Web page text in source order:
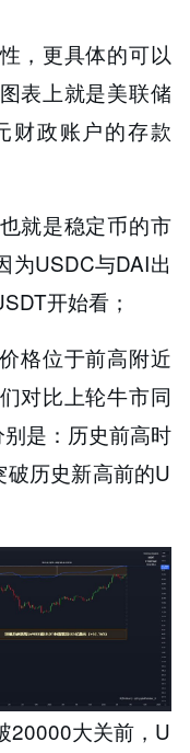
，更具体的可以
表上就是美联储
财政账户的存款
就是稳定币的市
为USDC与DAI出
开始看；
格位于前高附近
对比上轮牛市同
是：历史前高时
历史新高前的U
20000大关前，U